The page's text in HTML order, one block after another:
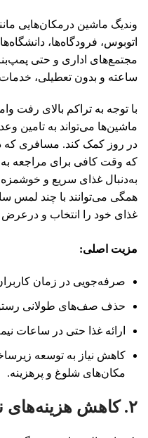
وندیگ ماشین درمکان‌هایی
اتوبوس، فرودگاه‌ها،
ساعته و بدون تعطیلی،
با توجه به تراکم بالای رفت‌
ماشین‌ها می‌تواند به تامین
در روز کمک کند. مسافری که
که وقت کافی برای مراجعه به
به‌دنبال غذای سریع و
همگی می‌توانند با چند لمس
غذای خود را انتخاب و درعرض
مزیت اصلی:
صرفه‌جویی در زمان
حذف صف‌های طولانی
ارائه غذا حتی در ساعات
کاهش نیاز به توسعه
مکان‌های شلوغ و پرهزینه.
۲. کاهش هزینه‌های نیروی انسانی